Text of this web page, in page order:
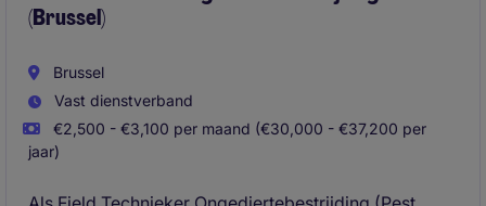
(Brussel)
Brussel
Vast dienstverband
€2,500 - €3,100 per maand (€30,000 - €37,200 per
jaar)